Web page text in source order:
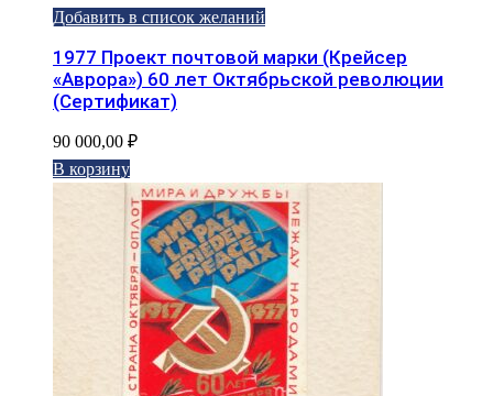
Добавить в список желаний
1977 Проект почтовой марки (Крейсер
«Аврора») 60 лет Октябрьской революции
(Сертификат)
90 000,00 ₽
В корзину